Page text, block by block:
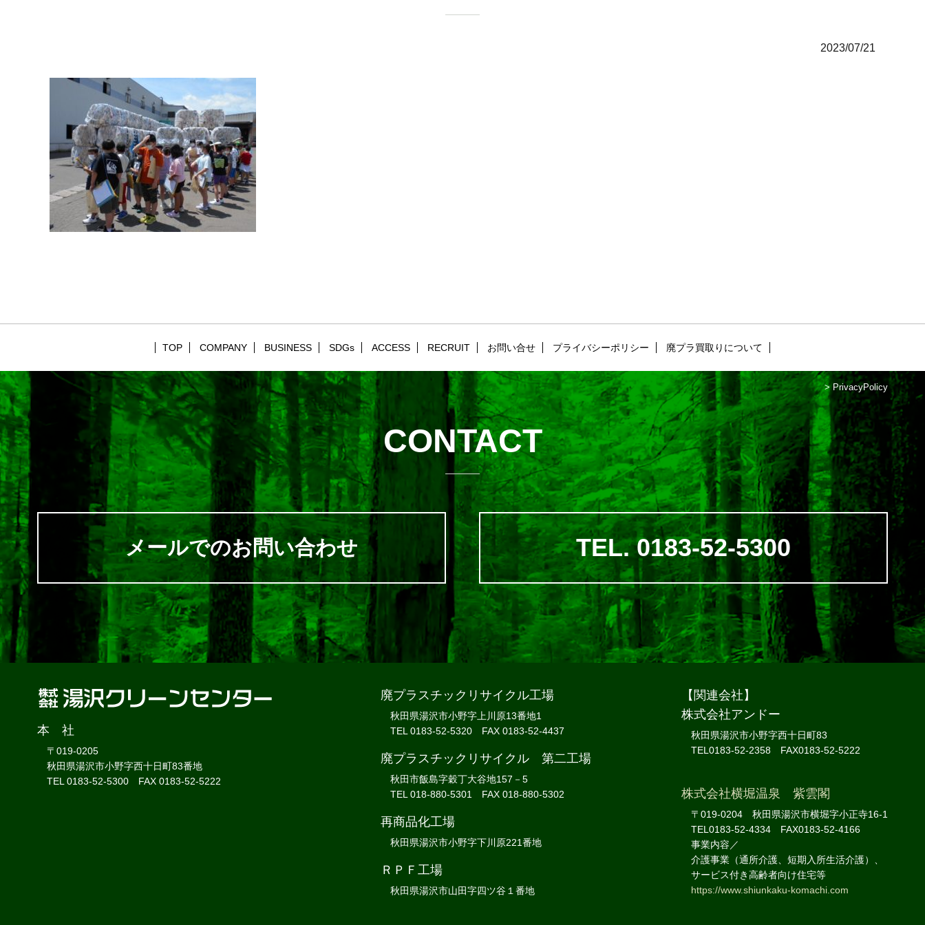
2023/07/21
TOP COMPANY BUSINESS SDGs ACCESS RECRUIT お問い合せ プライバシーポリシー 廃プラ買取りについて
> PrivacyPolicy
CONTACT
メールでのお問い合わせ TEL. 0183-52-5300
本 社
〒019-0205
秋田県湯沢市小野字西十日町83番地
TEL 0183-52-5300 FAX 0183-52-5222
廃プラスチックリサイクル工場
秋田県湯沢市小野字上川原13番地1
TEL 0183-52-5320 FAX 0183-52-4437
廃プラスチックリサイクル 第二工場
秋田市飯島字穀丁大谷地157－5
TEL 018-880-5301 FAX 018-880-5302
再商品化工場
秋田県湯沢市小野字下川原221番地
ＲＰＦ工場
秋田県湯沢市山田字四ツ谷１番地
【関連会社】
株式会社アンドー
秋田県湯沢市小野字西十日町83
TEL0183-52-2358 FAX0183-52-5222
株式会社横堀温泉 紫雲閣
〒019-0204 秋田県湯沢市横堀字小正寺16-1
TEL0183-52-4334 FAX0183-52-4166
事業内容／
介護事業（通所介護、短期入所生活介護）、
サービス付き高齢者向け住宅等
https://www.shiunkaku-komachi.com